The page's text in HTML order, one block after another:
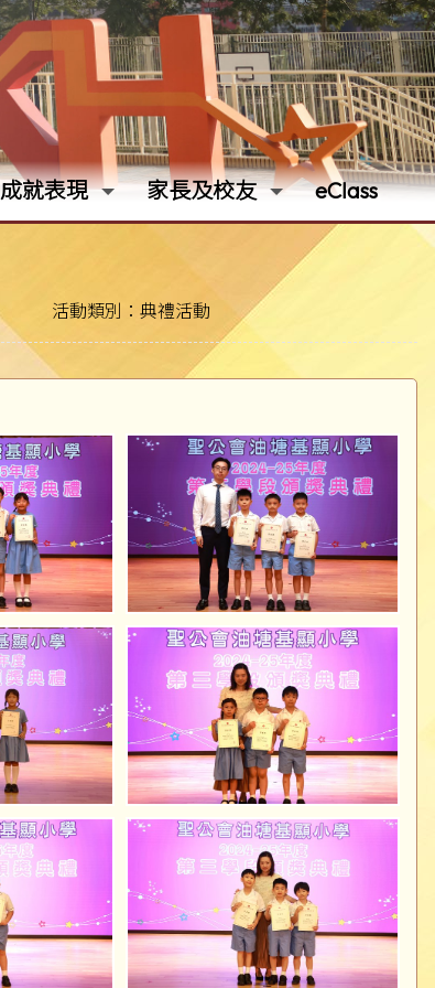
成就表現 家長及校友 eClass
活動類別：典禮活動